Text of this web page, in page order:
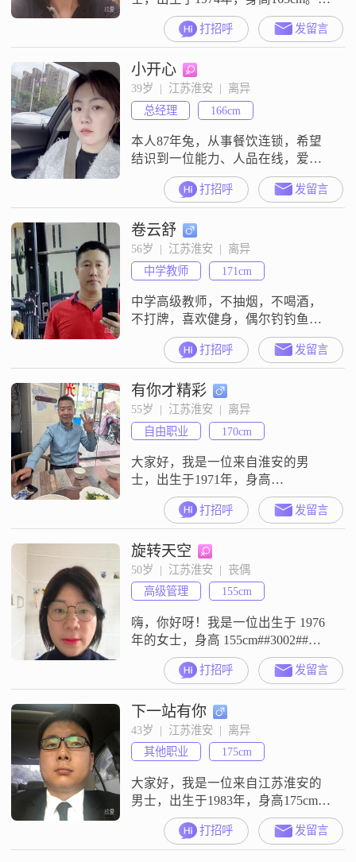
的月收入在12001到20000元之间，
虽然学历是高中及以下，但我一直
保持着乐观积极的生活态度。我相
信，生活中的美好不仅仅是物质的
堆砌，更重要的是心灵的充实和身
体的健康。我热爱生活，注重健康
管理，喜欢通过瑜伽和跑步来保持
身材和心灵的双重健康。时尚穿搭
也
打招呼 发留言
小开心
39岁  |  江苏淮安  |  离异
总经理
166cm
本人87年兔，从事餐饮连锁，希望
结识到一位能力、人品在线，爱学
习、有一定事业基础的男士，身高
不低于175，最好是比我大4-5岁。外
地不考虑，谢谢。
打招呼 发留言
卷云舒
56岁  |  江苏淮安  |  离异
中学教师
171cm
中学高级教师，不抽烟，不喝酒，
不打牌，喜欢健身，偶尔钓钓鱼。
小女编内工作，月薪两万余，在南
京有房已成家，她两人都研究生。
我没有任何其他负担，欲觅性格温
和，通情达理，善于沟通佳人携手
共度余生，八零左右尤佳。
打招呼 发留言
有你才精彩
55岁  |  江苏淮安  |  离异
自由职业
170cm
大家好，我是一位来自淮安的男
士，出生于1971年，身高
170cm##3002##我的月收入在12001
到20000元之间，虽然学历是高中及
以下，但我一直保持着学习和进步
的态度##3002##在生活中，我性格
稳重可靠，总是以一种幽默风趣的
方式与人交流，这让我的朋友们都
很喜欢和我相处##3002##我对待事
物非常耐心和包容
打招呼 发留言
旋转天空
50岁  |  江苏淮安  |  丧偶
高级管理
155cm
嗨，你好呀！我是一位出生于 1976
年的女士，身高 155cm##3002##我
在淮安工作，收入嘛，在 20001 元
到 50000 元之间##3002##学历是大
学本科##3002##我觉得自己是个挺
乐观积极的人，生活里总是能看到
事情好的一面##3002##我不追求那
些特别复杂的东西，就想简单地幸
福生活##3002
打招呼 发留言
下一站有你
43岁  |  江苏淮安  |  离异
其他职业
175cm
大家好，我是一位来自江苏淮安的
男士，出生于1983年，身高175cm。
我在当地有着稳定的工作，月收入
在12001到20000元之间。虽然我的
学历是大专，但我一直保持着学习
打招呼 发留言